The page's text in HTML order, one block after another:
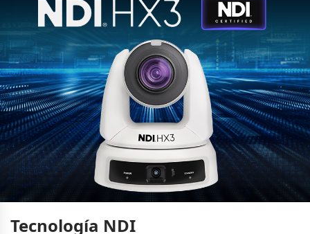
Tecnología NDI